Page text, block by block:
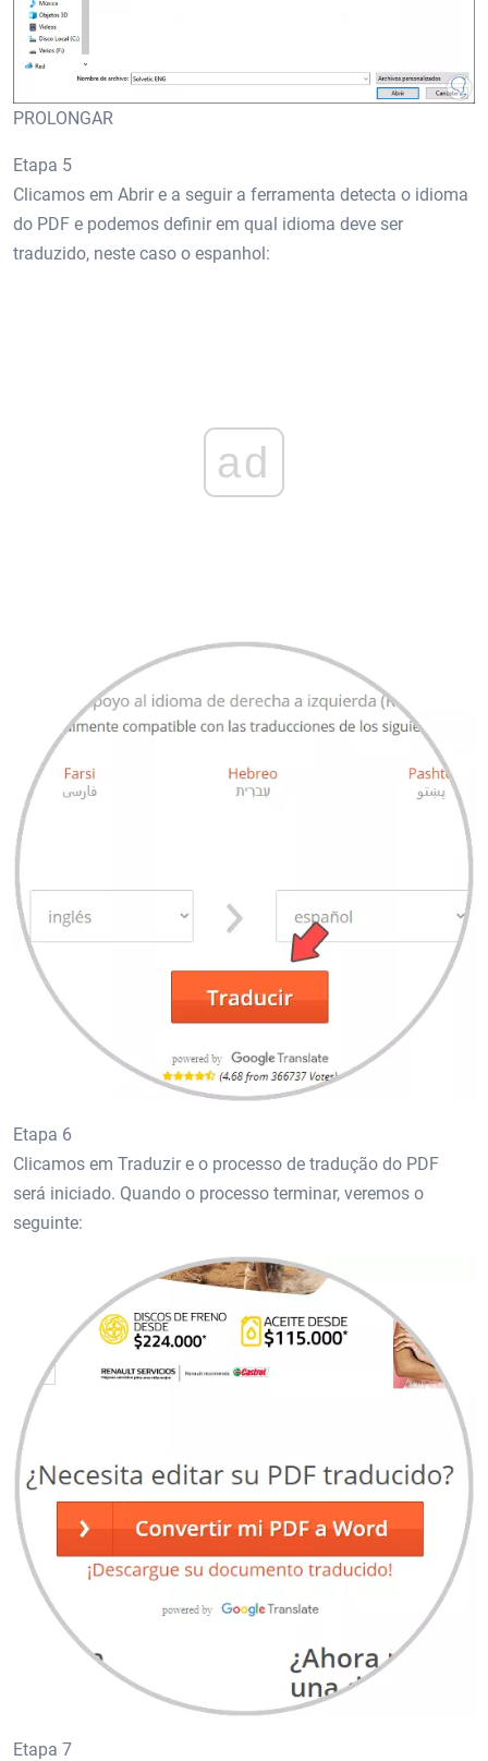
PROLONGAR
Etapa 5
Clicamos em Abrir e a seguir a ferramenta detecta o idioma
do PDF e podemos definir em qual idioma deve ser
traduzido, neste caso o espanhol:
ad
Etapa 6
Clicamos em Traduzir e o processo de tradução do PDF
será iniciado. Quando o processo terminar, veremos o
seguinte:
Etapa 7